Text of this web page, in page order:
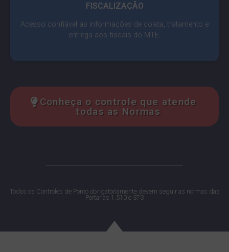
FISCALIZAÇÃO
Acesso confiável as informações de coleta, tratamento e
entrega aos fiscais do MTE.
Conheça o controle que atende
todas as Normas
Todos os Controles de Ponto obrigatoriamente devem seguir as normas das
Portarias 1.510 e 373